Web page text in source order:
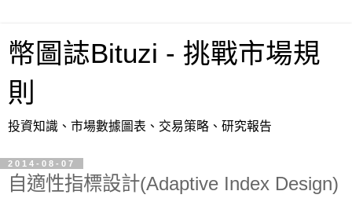
幣圖誌Bituzi - 挑戰市場規
則
投資知識、市場數據圖表、交易策略、研究報告
2014-08-07
自適性指標設計(Adaptive Index Design)